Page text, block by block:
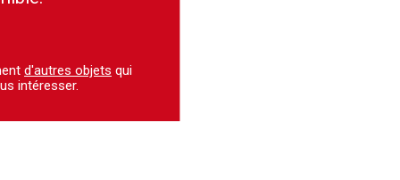
d'autres objets qui
intéresser.